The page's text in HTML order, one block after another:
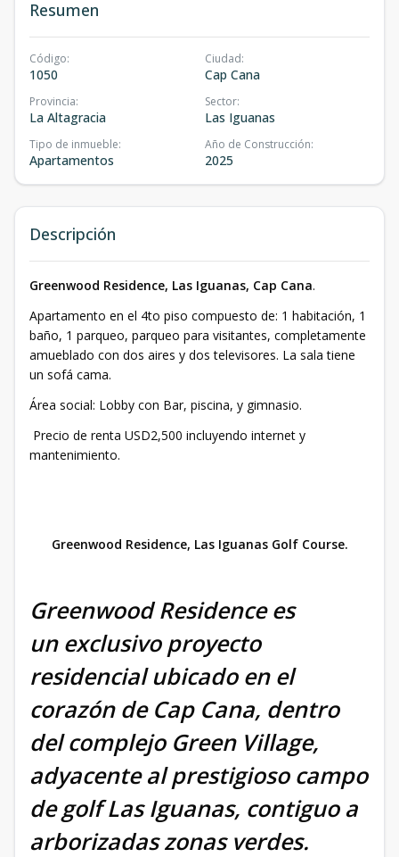
Resumen
Código:
1050
Ciudad:
Cap Cana
Provincia:
La Altagracia
Sector:
Las Iguanas
Tipo de inmueble:
Apartamentos
Año de Construcción:
2025
Descripción
Greenwood Residence, Las Iguanas, Cap Cana.
Apartamento en el 4to piso compuesto de: 1 habitación, 1
baño, 1 parqueo, parqueo para visitantes, completamente
amueblado con dos aires y dos televisores. La sala tiene
un sofá cama.
Área social: Lobby con Bar, piscina, y gimnasio.
Precio de renta USD2,500 incluyendo internet y
mantenimiento.
Greenwood Residence, Las Iguanas Golf Course.
Greenwood Residence es
un exclusivo proyecto
residencial ubicado en el
corazón de Cap Cana, dentro
del complejo Green Village,
adyacente al prestigioso campo
de golf Las Iguanas, contiguo a
arborizadas zonas verdes.